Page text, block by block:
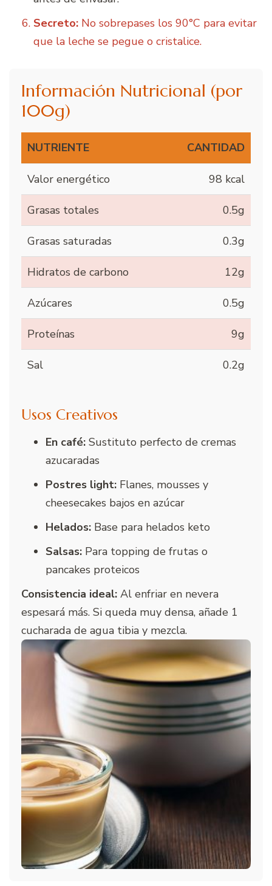
Secreto: No sobrepases los 90°C para evitar
que la leche se pegue o cristalice.
Información Nutricional (por
100g)
NUTRIENTE CANTIDAD
Valor energético 98 kcal
Grasas totales 0.5g
Grasas saturadas 0.3g
Hidratos de carbono 12g
Azúcares 0.5g
Proteínas 9g
Sal 0.2g
Usos Creativos
En café: Sustituto perfecto de cremas
azucaradas
Postres light: Flanes, mousses y
cheesecakes bajos en azúcar
Helados: Base para helados keto
Salsas: Para topping de frutas o
pancakes proteicos
Consistencia ideal: Al enfriar en nevera
espesará más. Si queda muy densa, añade 1
cucharada de agua tibia y mezcla.